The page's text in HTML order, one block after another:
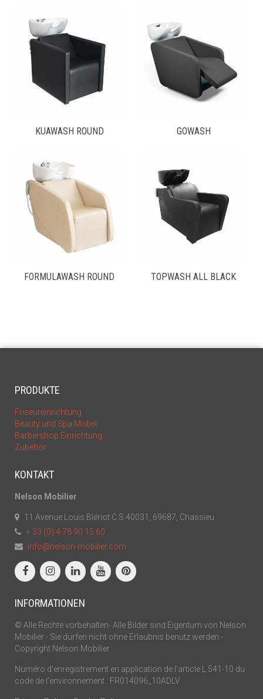
KUAWASH ROUND GOWASH
FORMULAWASH ROUND TOPWASH ALL BLACK
PRODUKTE
Friseureinrichtung
Beauty und Spa Möbel
Barbershop Einrichtung
Zubehör
KONTAKT
Nelson Mobilier
11 Avenue Louis Blériot C.S 40031, 69687, Chassieu
+ 33 (0) 4 78 90 15 60
info@nelson-mobilier.com
INFORMATIONEN
© Alle Rechte vorbehalten- Alle Bilder sind Eigentum von Nelson
Mobilier - Sie dürfen nicht ohne Erlaubnis benutz werden -
Copyright Nelson Mobilier
Numéro d’enregistrement en application de l’article L.541-10 du
code de l’environnement : FR014096_10ADLV